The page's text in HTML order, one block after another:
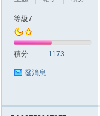
等級7
積分 1173
發消息